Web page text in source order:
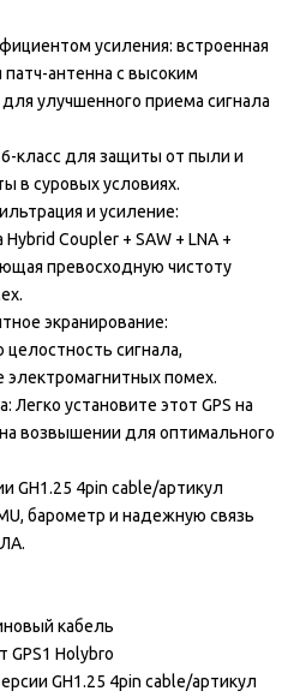
усиления: встроенная
антенна с высоким
улучшенного приема сигнала
класс для защиты от пыли и
в суровых условиях.
и усиление:
Coupler + SAW + LNA +
превосходную чистоту
экранирование:
сигнала,
помех.
Легко установите этот GPS на
возвышении для оптимального
GH1.25 4pin cable/артикул
барометр и надежную связь
кабель
Holybro
GH1.25 4pin cable/артикул